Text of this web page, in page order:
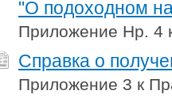
"О подоходном
Приложение Нр. 4
Справка о
Приложение 3 к